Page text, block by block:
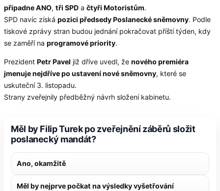
připadne ANO, tři SPD a čtyři Motoristům.
SPD navíc získá pozici předsedy Poslanecké sněmovny. Podle
tiskové zprávy stran budou jednání pokračovat příští týden, kdy
se zaměří na programové priority.
Prezident Petr Pavel již dříve uvedl, že nového premiéra
jmenuje nejdříve po ustavení nové sněmovny, které se
uskuteční 3. listopadu.
Strany zveřejnily předběžný návrh složení kabinetu.
Měl by Filip Turek po zveřejnění záběrů složit
poslanecký mandát?
Ano, okamžitě
Měl by nejprve počkat na výsledky vyšetřování